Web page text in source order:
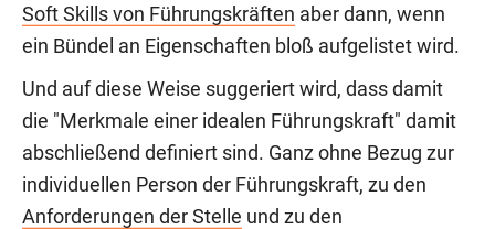
Soft Skills von Führungskräften aber dann, wenn
ein Bündel an Eigenschaften bloß aufgelistet wird.
Und auf diese Weise suggeriert wird, dass damit
die "Merkmale einer idealen Führungskraft" damit
abschließend definiert sind. Ganz ohne Bezug zur
individuellen Person der Führungskraft, zu den
Anforderungen der Stelle und zu den